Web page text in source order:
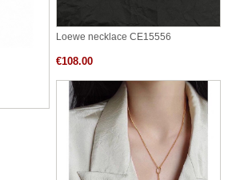
Loewe necklace CE15556
€108.00